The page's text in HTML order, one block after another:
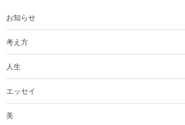
お知らせ
考え方
人生
エッセイ
美